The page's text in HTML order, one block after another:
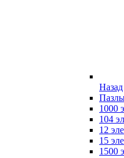
Назад
1000
104
12
15
1500